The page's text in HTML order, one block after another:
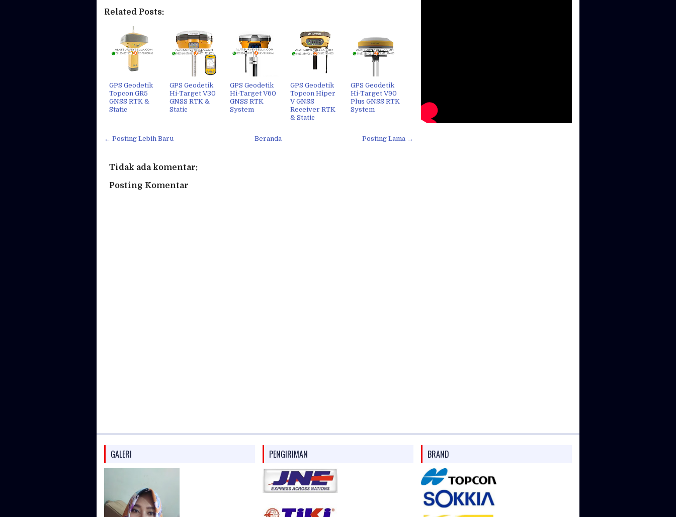
Related Posts:
GPS Geodetik
Topcon GR5
GNSS RTK &
Static
GPS Geodetik
Hi-Target V30
GNSS RTK &
Static
GPS Geodetik
Hi-Target V60
GNSS RTK
System
GPS Geodetik
Topcon Hiper
V GNSS
Receiver RTK
& Static
GPS Geodetik
Hi-Target V90
Plus GNSS RTK
System
← Posting Lebih Baru Posting Lama →
Beranda
Tidak ada komentar:
Posting Komentar
GALERI PENGIRIMAN BRAND